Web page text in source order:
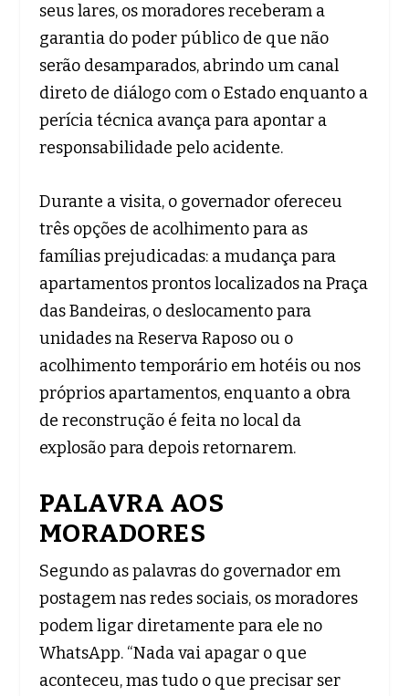
seus lares, os moradores receberam a
garantia do poder público de que não
serão desamparados, abrindo um canal
direto de diálogo com o Estado enquanto a
perícia técnica avança para apontar a
responsabilidade pelo acidente.
Durante a visita, o governador ofereceu
três opções de acolhimento para as
famílias prejudicadas: a mudança para
apartamentos prontos localizados na Praça
das Bandeiras, o deslocamento para
unidades na Reserva Raposo ou o
acolhimento temporário em hotéis ou nos
próprios apartamentos, enquanto a obra
de reconstrução é feita no local da
explosão para depois retornarem.
PALAVRA AOS
MORADORES
Segundo as palavras do governador em
postagem nas redes sociais, os moradores
podem ligar diretamente para ele no
WhatsApp. “Nada vai apagar o que
aconteceu, mas tudo o que precisar ser